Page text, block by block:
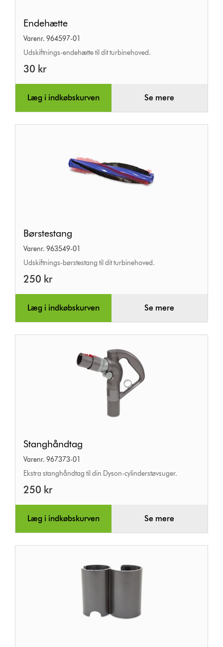
Endehætte
Varenr. 964597-01
Udskiftnings-endehætte til dit turbinehoved.
30 kr
Læg i indkøbskurven Se mere
Børstestang
Varenr. 963549-01
Udskiftnings-børstestang til dit turbinehoved.
250 kr
Læg i indkøbskurven Se mere
Stanghåndtag
Varenr. 967373-01
Ekstra stanghåndtag til din Dyson-cylinderstøvsuger.
250 kr
Læg i indkøbskurven Se mere